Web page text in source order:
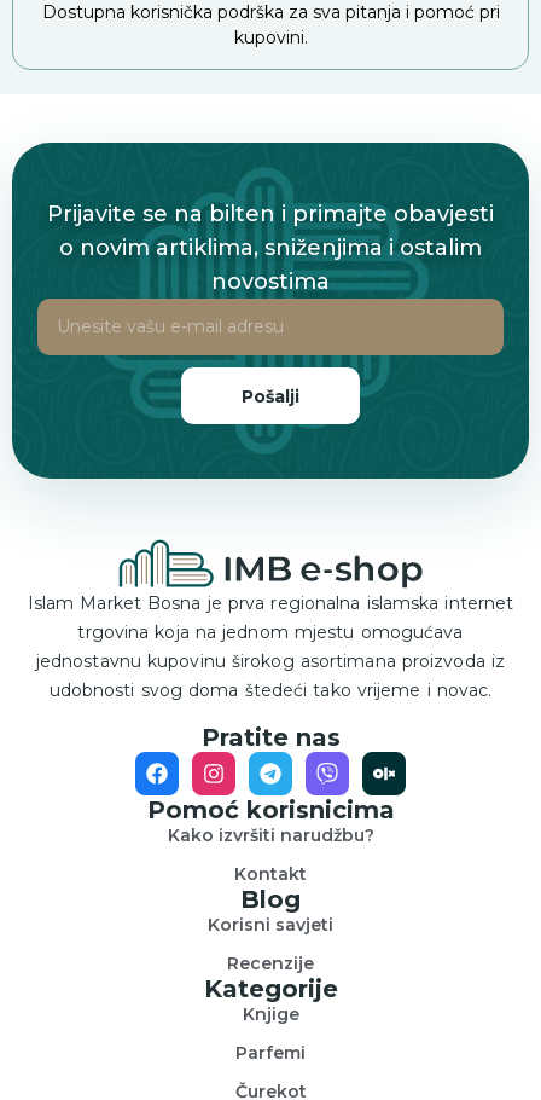
Dostupna korisnička podrška za sva pitanja i pomoć pri
kupovini.
Prijavite se na bilten i primajte obavjesti
o novim artiklima, sniženjima i ostalim
novostima
Pošalji
Islam Market Bosna je prva regionalna islamska internet
trgovina koja na jednom mjestu omogućava
jednostavnu kupovinu širokog asortimana proizvoda iz
udobnosti svog doma štedeći tako vrijeme i novac.
Pratite nas
Pomoć korisnicima
Kako izvršiti narudžbu?
Kontakt
Blog
Korisni savjeti
Recenzije
Kategorije
Knjige
Parfemi
Čurekot